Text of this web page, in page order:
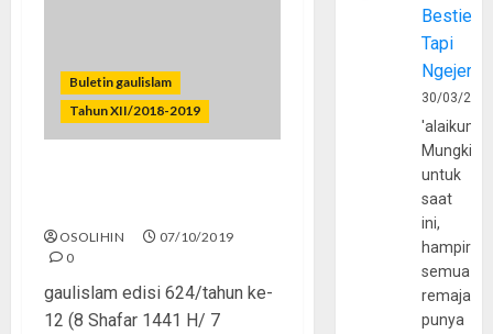
Buletin gaulislam
Tahun XII/2018-2019
OSOLIHIN
07/10/2019
0
gaulislam edisi 624/tahun ke-
12 (8 Shafar 1441 H/ 7
Bestie
Tapi
30/03/
Mungkin
untuk
saat
ini,
hampir
semua
remaja
punya